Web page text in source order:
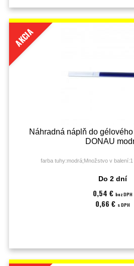
AKCIA
Náhradná náplň do
DONAU
farba tuhy:modrá;Množstvo v
Do 2 dní
0,54 € bez DPH
0,66 € s DPH